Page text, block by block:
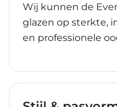
Wij kunnen de
glazen op sterkte,
en professionele